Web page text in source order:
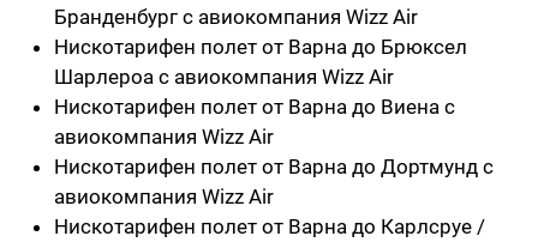
Бранденбург с авиокомпания Wizz Air
Нискотарифен полет от Варна до Брюксел
Шарлероа с авиокомпания Wizz Air
Нискотарифен полет от Варна до Виена с
авиокомпания Wizz Air
Нискотарифен полет от Варна до Дортмунд с
авиокомпания Wizz Air
Нискотарифен полет от Варна до Карлсруе /